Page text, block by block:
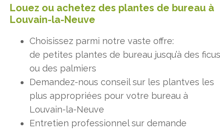
Louez ou achetez des plantes de bureau à
Louvain-la-Neuve
Choisissez parmi notre vaste offre:
de petites plantes de bureau jusqu’à des ficus
ou des palmiers
Demandez-nous conseil sur les plantves les
plus appropriées pour votre bureau à
Louvain-la-Neuve
Entretien professionnel sur demande